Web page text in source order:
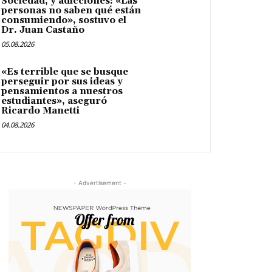
personas no saben qué están
consumiendo», sostuvo el
Dr. Juan Castaño
05.08.2026
«Es terrible que se busque
perseguir por sus ideas y
pensamientos a nuestros
estudiantes», aseguró
Ricardo Manetti
04.08.2026
- Advertisement -